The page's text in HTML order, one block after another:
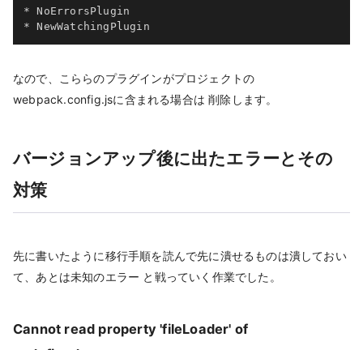
* NoErrorsPlugin
* NewWatchingPlugin
なので、こららのプラグインがプロジェクトの
webpack.config.jsに含まれる場合は 削除します。
バージョンアップ後に出たエラーとその
対策
先に書いたように移行手順を読んで先に潰せるものは潰しておい
て、あとは未知のエラー と戦っていく作業でした。
Cannot read property 'fileLoader' of